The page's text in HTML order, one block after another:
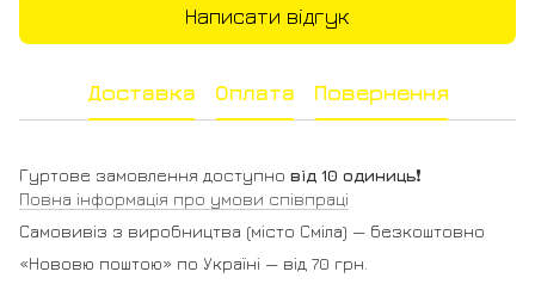
Написати відгук
Доставка Оплата Повернення
Гуртове замовлення доступно від 10 одиниць❗️
Повна інформація про умови співпраці
Самовивіз з виробництва (місто Сміла) — безкоштовно
«Нововю поштою» по Україні — від 70 грн.